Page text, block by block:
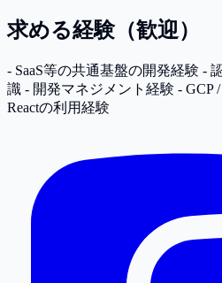
求める経験（歓迎）
- SaaS等の共通基盤の開発経験 -
識 - 開発マネジメント経験 - GCP
Reactの利用経験